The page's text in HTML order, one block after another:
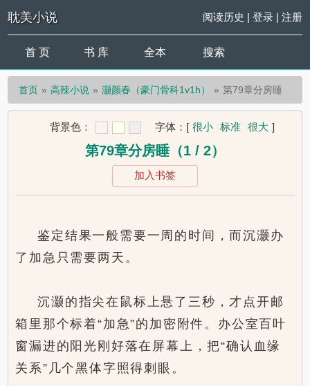
耽美小说 阅读历史 | 登录| 注册
首 页 书 库 全本 搜索
首页 高辣小说 灏颜春（豪门骨科1v1h） 第79章分房睡
背景色： 字体： [ 很小 标准 很大 ]
第79章分房睡（1 / 2）
加入书签
鉴定结果一般需要一周的时间，而沉灏办
了加急只需要两天。
沉灏的指尖在鼠标上悬了三秒，才点开邮
箱里那个标着“加急”的加密附件。办公室百叶
窗漏进的阳光刚好落在屏幕上，把“确认血缘
关系”几个黑体字照得刺眼。